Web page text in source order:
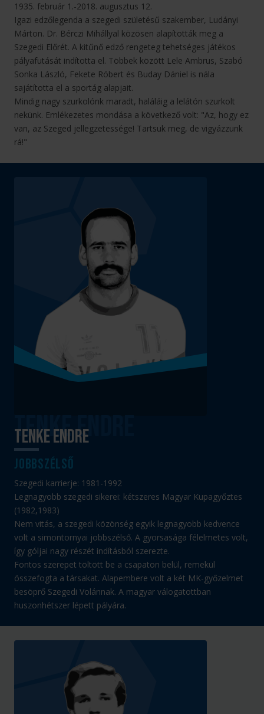
1935. február 1.-2018. augusztus 12.
Igazi edzőlegenda a szegedi születésű szakember, Ludányi
Márton. Dr. Bérczi Mihállyal közösen alapították meg a
Szegedi Előrét. A kitűnő edző rengeteg tehetséges játékos
pályafutását indította el. Többek között Lele Ambrus, Szabó
Sonka László, Fekete Róbert és Buday Dániel is nála
sajátította el a sportág alapjait.
Mindig nagy szurkolónk maradt, haláláig a lelátón szurkolt
nekünk. Emlékezetes mondása a következő volt: "Az, hogy ez
van, az Szeged jellegzetessége! Tartsuk meg, de vigyázzunk
rá!"
Tenke Endre
Jobbszélső
Szegedi karrierje: 1981-1992
Legnagyobb szegedi sikerei: kétszeres Magyar Kupagyőztes
(1982,1983)
Nem vitás, a szegedi közönség egyik legnagyobb kedvence
volt a simontornyai jobbszélső. A gyorsasága félelmetes volt,
így góljai nagy részét indításból szerezte.
Fontos szerepet töltött be a csapaton belül, remekül
összefogta a társakat. Alapembere volt a két MK-győzelmet
besöprő Szegedi Volánnak. A magyar válogatottban
huszonhétszer lépett pályára.